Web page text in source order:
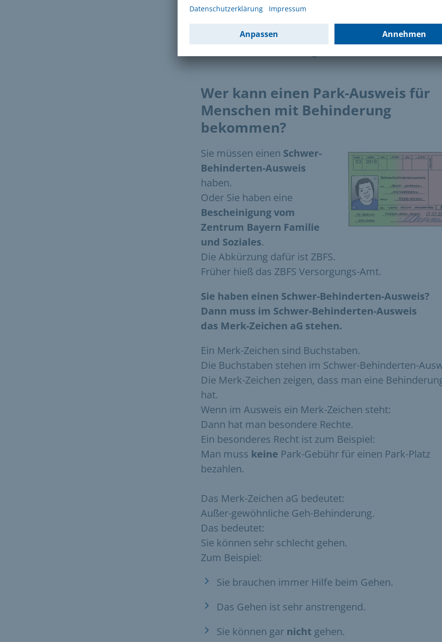
Der Park-Ausweis muss im Fahrzeug liegen.
Hinter der Wind-Schutz-Scheibe.
Wer kann einen Park-Ausweis für
Menschen mit Behinderung
bekommen?
Sie müssen einen Schwer-
Behinderten-Ausweis
haben.
Oder Sie haben eine
Bescheinigung vom
Zentrum Bayern Familie
und Soziales.
Die Abkürzung dafür ist ZBFS.
Früher hieß das ZBFS Versorgungs-Amt.
Sie haben einen Schwer-Behinderten-Ausweis?
Dann muss im Schwer-Behinderten-Ausweis
das Merk-Zeichen aG stehen.
Ein Merk-Zeichen sind Buchstaben.
Die Buchstaben stehen im Schwer-Behinderten-
Die Merk-Zeichen zeigen, dass man eine
hat.
Wenn im Ausweis ein Merk-Zeichen steht:
Dann hat man besondere Rechte.
Ein besonderes Recht ist zum Beispiel:
Man muss keine Park-Gebühr für einen Park-Platz
bezahlen.
Das Merk-Zeichen aG bedeutet:
Außer-gewöhnliche Geh-Behinderung.
Das bedeutet:
Sie können sehr schlecht gehen.
Zum Beispiel:
Sie brauchen immer Hilfe beim Gehen.
Das Gehen ist sehr anstrengend.
Sie können gar nicht gehen.